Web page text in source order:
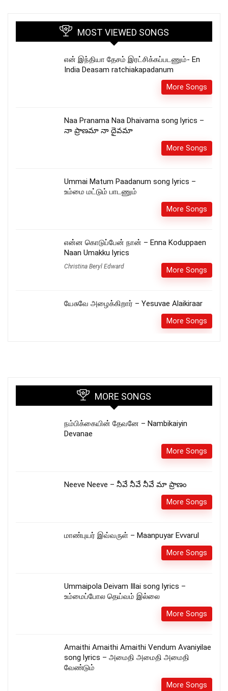
MOST VIEWED SONGS
என் இந்தியா தேசம் இரட்சிக்கப்படணும்- En
India Deasam ratchiakapadanum
More Songs
Naa Pranama Naa Dhaivama song lyrics –
నా ప్రాణమా నా దైవమా
More Songs
Ummai Matum Paadanum song lyrics –
உம்மை மட்டும் பாடணும்
More Songs
என்ன கொடுப்பேன் நான் – Enna Koduppaen
Naan Umakku lyrics
Christina Beryl Edward More Songs
யேசுவே அழைக்கிறார் – Yesuvae Alaikiraar
More Songs
MORE SONGS
நம்பிக்கையின் தேவனே – Nambikaiyin
Devanae
More Songs
Neeve Neeve – నీవే నీవే నీవే మా ప్రాణం
More Songs
மாண்புயர் இவ்வருள் – Maanpuyar Evvarul
More Songs
Ummaipola Deivam Illai song lyrics –
உம்மைப்போல தெய்வம் இல்லை
More Songs
Amaithi Amaithi Amaithi Vendum Avaniyilae
song lyrics – அமைதி அமைதி அமைதி
வேண்டும்
More Songs